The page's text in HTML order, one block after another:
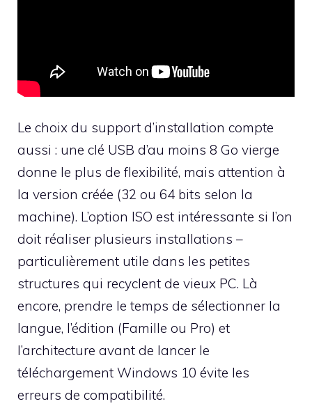
Le choix du support d’installation compte
aussi : une clé USB d’au moins 8 Go vierge
donne le plus de flexibilité, mais attention à
la version créée (32 ou 64 bits selon la
machine). L’option ISO est intéressante si l’on
doit réaliser plusieurs installations –
particulièrement utile dans les petites
structures qui recyclent de vieux PC. Là
encore, prendre le temps de sélectionner la
langue, l’édition (Famille ou Pro) et
l’architecture avant de lancer le
téléchargement Windows 10 évite les
erreurs de compatibilité.